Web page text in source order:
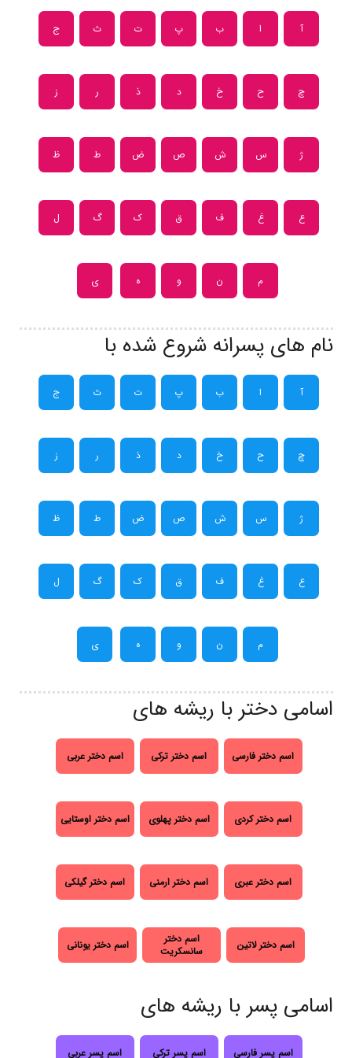
آ ا ب پ ت ث ج
چ ح خ د ذ ر ز
ژ س ش ص ض ط ظ
ع غ ف ق ک گ ل
م ن و ه ی
نام های پسرانه شروع شده با
آ ا ب پ ت ث ج
چ ح خ د ذ ر ز
ژ س ش ص ض ط ظ
ع غ ف ق ک گ ل
م ن و ه ی
اسامی دختر با ریشه های
اسم دختر فارسی اسم دختر ترکی اسم دختر عربی
اسم دختر کردی اسم دختر پهلوی اسم دختر اوستایی
اسم دختر عبری اسم دختر ارمنی اسم دختر گیلکی
اسم دختر لاتین
اسم دختر
سانسکریت
اسم دختر یونانی
اسامی پسر با ریشه های
اسم پسر فارسی اسم پسر ترکی اسم پسر عربی